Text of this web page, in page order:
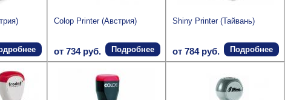
Colop Printer (Австрия)
от 734 руб. Подробнее
Shiny Printer (Тайвань)
от 784 руб. Подробнее